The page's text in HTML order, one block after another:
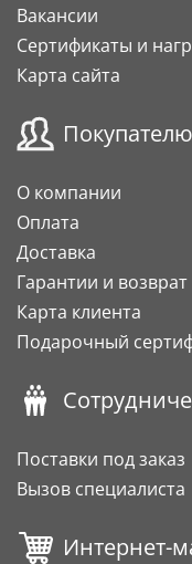
Вакансии
Сертификаты и
Карта сайта
Покупателю
О компании
Оплата
Доставка
Гарантии и возврат
Карта клиента
Подарочный
Поставки под заказ
Вызов специалиста
Интернет-